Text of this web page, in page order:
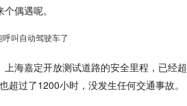
偶遇呢。
海嘉定开放测试道路的安全里程，已经超
超过了1200小时，没发生任何交通事故。